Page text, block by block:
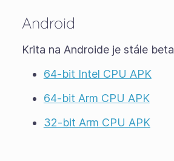
Android
Krita na Androide je stále beta
64-bit Intel CPU APK
64-bit Arm CPU APK
32-bit Arm CPU APK